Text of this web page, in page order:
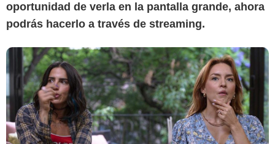
oportunidad de verla en la pantalla grande, ahora
podrás hacerlo a través de streaming.